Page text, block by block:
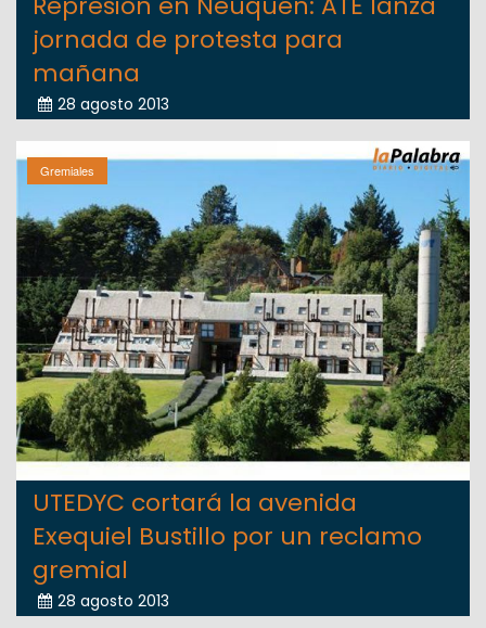
jornada de protesta para
mañana
28 agosto 2013
Gremiales
UTEDYC cortará la avenida
Exequiel Bustillo por un reclamo
gremial
28 agosto 2013